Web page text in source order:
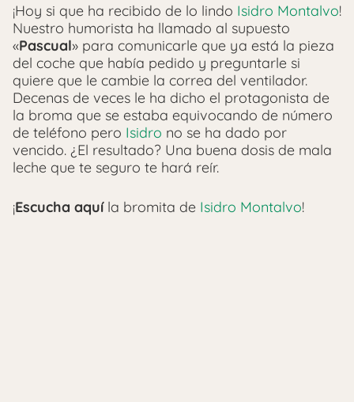
¡Hoy si que ha recibido de lo lindo Isidro Montalvo!
Nuestro humorista ha llamado al supuesto
«Pascual» para comunicarle que ya está la pieza
del coche que había pedido y preguntarle si
quiere que le cambie la correa del ventilador.
Decenas de veces le ha dicho el protagonista de
la broma que se estaba equivocando de número
de teléfono pero Isidro no se ha dado por
vencido. ¿El resultado? Una buena dosis de mala
leche que te seguro te hará reír.
¡Escucha aquíla bromita de Isidro Montalvo!